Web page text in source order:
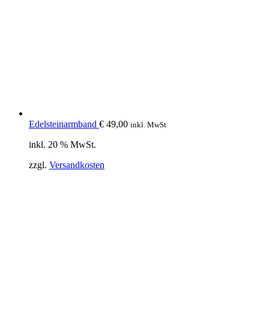
Edelsteinarmband € 49,00 inkl. MwSt
inkl. 20 % MwSt.
zzgl. Versandkosten